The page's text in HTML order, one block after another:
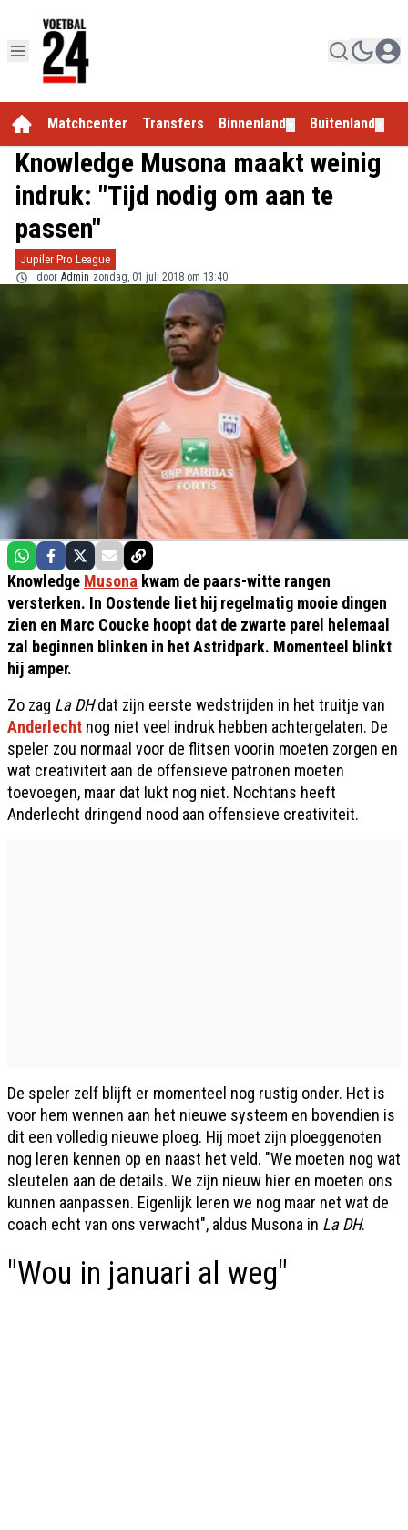
Matchcenter Transfers Binnenland Buitenland
Knowledge Musona maakt weinig
indruk: "Tijd nodig om aan te
passen"
Jupiler Pro League
door Admin zondag, 01 juli 2018 om 13:40
Knowledge Musona kwam de paars-witte rangen
versterken. In Oostende liet hij regelmatig mooie dingen
zien en Marc Coucke hoopt dat de zwarte parel helemaal
zal beginnen blinken in het Astridpark. Momenteel blinkt
hij amper.
Zo zag La DHdat zijn eerste wedstrijden in het truitje van
Anderlecht nog niet veel indruk hebben achtergelaten. De
speler zou normaal voor de flitsen voorin moeten zorgen en
wat creativiteit aan de offensieve patronen moeten
toevoegen, maar dat lukt nog niet. Nochtans heeft
Anderlecht dringend nood aan offensieve creativiteit.
De speler zelf blijft er momenteel nog rustig onder. Het is
voor hem wennen aan het nieuwe systeem en bovendien is
dit een volledig nieuwe ploeg. Hij moet zijn ploeggenoten
nog leren kennen op en naast het veld. "We moeten nog wat
sleutelen aan de details. We zijn nieuw hier en moeten ons
kunnen aanpassen. Eigenlijk leren we nog maar net wat de
coach echt van ons verwacht", aldus Musona in La DH.
"Wou in januari al weg"